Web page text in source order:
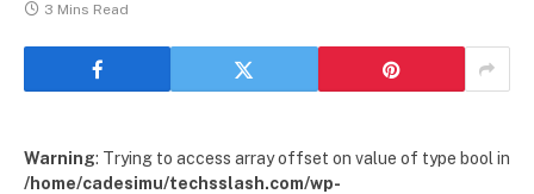
3 Mins Read
Warning: Trying to access array offset on value of type bool in
/home/cadesimu/techsslash.com/wp-